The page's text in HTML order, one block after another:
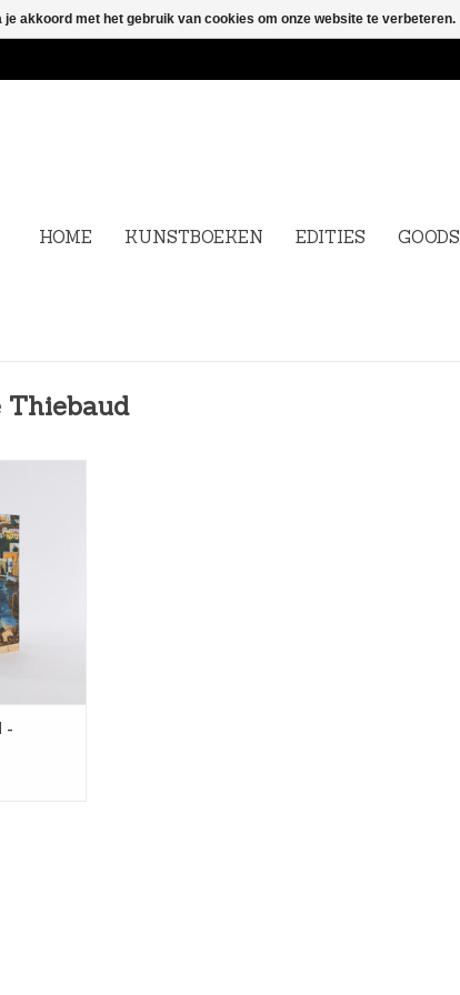
HOME KUNSTBOEKEN EDITIES GOODS
Thiebaud
people
-
je akkoord met het gebruik van cookies om onze website te verbeteren.